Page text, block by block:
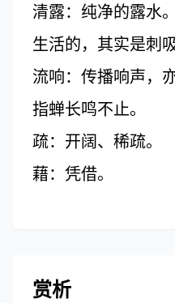
清露：纯净的露水
生活的，其实是刺
流响：传播响声，
指蝉长鸣不止。
疏：开阔、稀疏。
藉：凭借。
赏析